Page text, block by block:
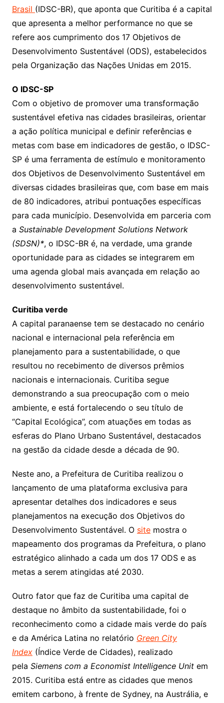
Brasil (IDSC-BR), que aponta que Curitiba é a capital
que apresenta a melhor performance no que se
refere aos cumprimento dos 17 Objetivos de
Desenvolvimento Sustentável (ODS), estabelecidos
pela Organização das Nações Unidas em 2015.
O IDSC-SP
Com o objetivo de promover uma transformação
sustentável efetiva nas cidades brasileiras, orientar
a ação política municipal e definir referências e
metas com base em indicadores de gestão, o IDSC-
SP é uma ferramenta de estímulo e monitoramento
dos Objetivos de Desenvolvimento Sustentável em
diversas cidades brasileiras que, com base em mais
de 80 indicadores, atribui pontuações específicas
para cada município. Desenvolvida em parceria com
a Sustainable Development Solutions Network
(SDSN)*, o IDSC-BR é, na verdade, uma grande
oportunidade para as cidades se integrarem em
uma agenda global mais avançada em relação ao
desenvolvimento sustentável.
Curitiba verde
A capital paranaense tem se destacado no cenário
nacional e internacional pela referência em
planejamento para a sustentabilidade, o que
resultou no recebimento de diversos prêmios
nacionais e internacionais. Curitiba segue
demonstrando a sua preocupação com o meio
ambiente, e está fortalecendo o seu título de
“Capital Ecológica”, com atuações em todas as
esferas do Plano Urbano Sustentável, destacados
na gestão da cidade desde a década de 90.
Neste ano, a Prefeitura de Curitiba realizou o
lançamento de uma plataforma exclusiva para
apresentar detalhes dos indicadores e seus
planejamentos na execução dos Objetivos do
Desenvolvimento Sustentável. O sitemostra o
mapeamento dos programas da Prefeitura, o plano
estratégico alinhado a cada um dos 17 ODS e as
metas a serem atingidas até 2030.
Outro fator que faz de Curitiba uma capital de
destaque no âmbito da sustentabilidade, foi o
reconhecimento como a cidade mais verde do país
e da América Latina no relatório Green City
Index(Índice Verde de Cidades), realizado
pela Siemens com a Economist Intelligence Unitem
2015. Curitiba está entre as cidades que menos
emitem carbono, à frente de Sydney, na Austrália, e